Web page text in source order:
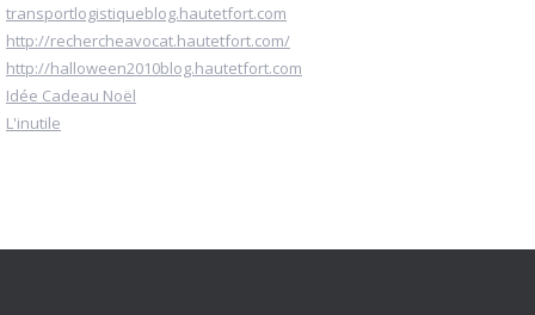
transportlogistiqueblog.hautetfort.com
http://rechercheavocat.hautetfort.com/
http://halloween2010blog.hautetfort.com
Idée Cadeau Noël
L'inutile